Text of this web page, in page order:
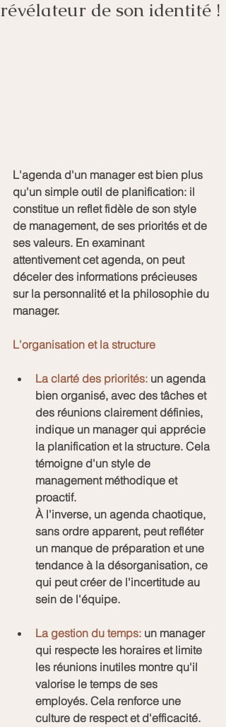
révélateur de son identité !
L'agenda d'un manager est bien plus
qu'un simple outil de planification: il
constitue un reflet fidèle de son style
de management, de ses priorités et de
ses valeurs. En examinant
attentivement cet agenda, on peut
déceler des informations précieuses
sur la personnalité et la philosophie du
manager.
L'organisation et la structure
La clarté des priorités: un agenda
bien organisé, avec des tâches et
des réunions clairement définies,
indique un manager qui apprécie
la planification et la structure. Cela
témoigne d'un style de
management méthodique et
proactif.
À l'inverse, un agenda chaotique,
sans ordre apparent, peut refléter
un manque de préparation et une
tendance à la désorganisation, ce
qui peut créer de l'incertitude au
sein de l'équipe.
La gestion du temps: un manager
qui respecte les horaires et limite
les réunions inutiles montre qu'il
valorise le temps de ses
employés. Cela renforce une
culture de respect et d'efficacité.